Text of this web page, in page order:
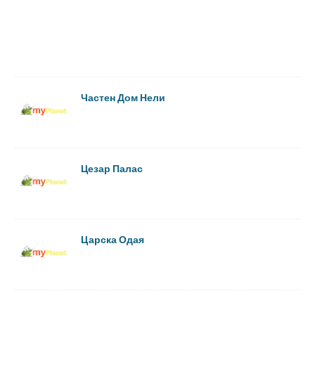
Частен Дом Нели
Цезар Палас
Царска Одая